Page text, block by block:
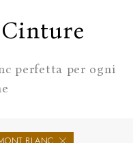
perfetta per ogni